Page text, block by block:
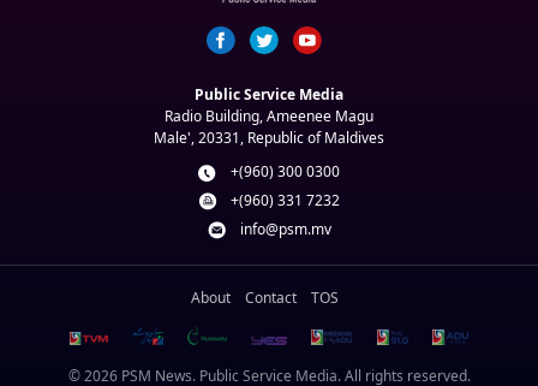
Public Service Media
Radio Building, Ameenee Magu
Male', 20331, Republic of Maldives
+(960) 300 0300
+(960) 331 7232
info@psm.mv
About Contact TOS
© 2026 PSM News. Public Service Media. All rights reserved.